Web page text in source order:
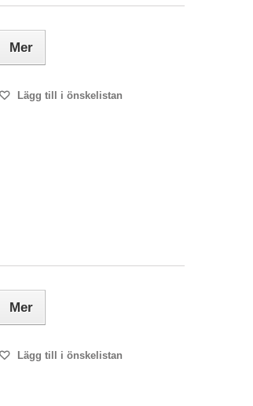
Mer
Lägg till i önskelistan
Mer
Lägg till i önskelistan